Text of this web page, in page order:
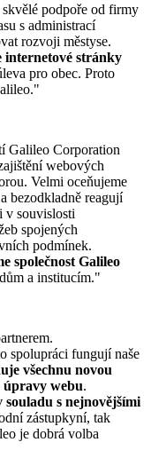
podpoře od firmy
s administrací
rozvoji městyse.
internetové stránky
pro obec. Proto
Galileo Corporation
webových
Velmi oceňujeme
bezodkladně reagují
v souvislosti
spojených
podmínek.
společnost Galileo
a institucím."
spolupráci fungují naše
všechnu novou
úpravy webu.
souladu s nejnovějšími
zástupkyní, tak
je dobrá volba